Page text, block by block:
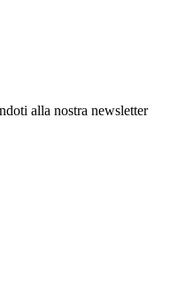
alla nostra newsletter